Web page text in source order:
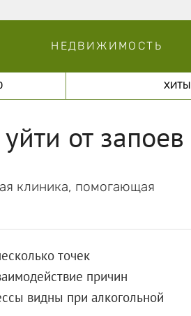
НЕДВИЖИМОСТЬ
ХИТЫ
от запоев
клиника, помогающая
точек
причин
видны при алкогольной